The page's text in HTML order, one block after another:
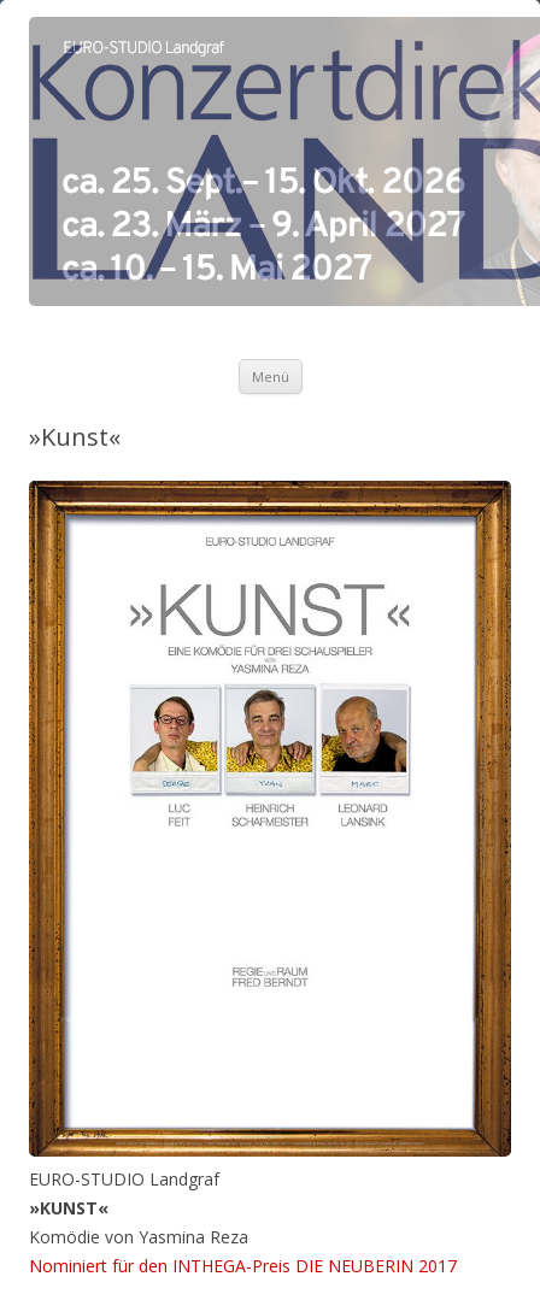
Menü
»Kunst«
EURO-STUDIO Landgraf
»KUNST«
Komödie von Yasmina Reza
Nominiert für den INTHEGA-Preis DIE NEUBERIN 2017